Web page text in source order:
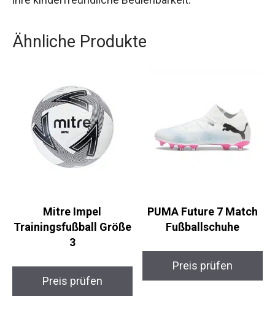
Praktisch für Eltern und cool für Kids – diese
und ihre kinderfreundliche Bedienbarkeit.
Ähnliche Produkte
Mitre Impel
Trainingsfußball
Größe 3
PUMA Future 7 Match
Fußballschuhe